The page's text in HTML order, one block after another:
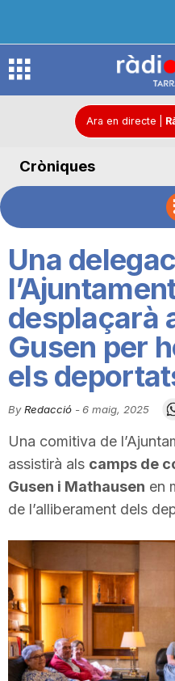
R
d
o
C
t
t
d
Ara en directe
Cròniques
Una
desplaçarà
Gusen per
els
By Redacció -6 maig, 2025
Una comitiva de
assistirà als camps de
Gusen i Mathausen en
de l’alliberament dels